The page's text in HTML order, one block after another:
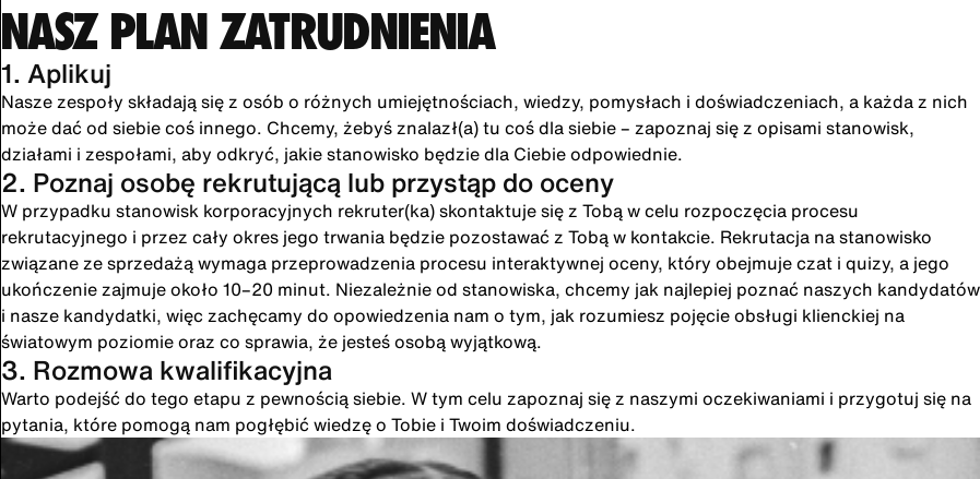
NASZ PLAN ZATRUDNIENIA
1. Aplikuj
Nasze zespoły składają się z osób o różnych umiejętnościach, wiedzy, pomysłach i doświadczeniach, a każda z nich
może dać od siebie coś innego. Chcemy, żebyś znalazł(a) tu coś dla siebie – zapoznaj się z opisami stanowisk,
działami i zespołami, aby odkryć, jakie stanowisko będzie dla Ciebie odpowiednie.
2. Poznaj osobę rekrutującą lub przystąp do oceny
W przypadku stanowisk korporacyjnych rekruter(ka) skontaktuje się z Tobą w celu rozpoczęcia procesu
rekrutacyjnego i przez cały okres jego trwania będzie pozostawać z Tobą w kontakcie. Rekrutacja na stanowisko
związane ze sprzedażą wymaga przeprowadzenia procesu interaktywnej oceny, który obejmuje czat i quizy, a jego
ukończenie zajmuje około 10–20 minut. Niezależnie od stanowiska, chcemy jak najlepiej poznać naszych kandydatów
i nasze kandydatki, więc zachęcamy do opowiedzenia nam o tym, jak rozumiesz pojęcie obsługi klienckiej na
światowym poziomie oraz co sprawia, że jesteś osobą wyjątkową.
3. Rozmowa kwalifikacyjna
Warto podejść do tego etapu z pewnością siebie. W tym celu zapoznaj się z naszymi oczekiwaniami i przygotuj się na
pytania, które pomogą nam pogłębić wiedzę o Tobie i Twoim doświadczeniu.